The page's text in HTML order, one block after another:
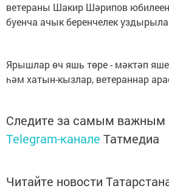
ветераны Шакир Шәрипов
буенча ачык беренчелек
Ярышлар өч яшь төре - мәктәп
һәм хатын-кызлар, ветераннар
Следите за самым важным
Telegram-канале Татмедиа
Читайте новости